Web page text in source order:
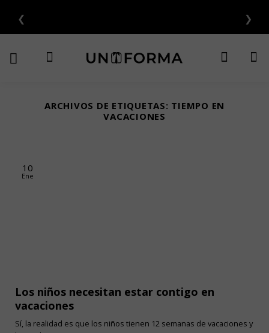
contenido
❮ ❯
ARCHIVOS DE ETIQUETAS: TIEMPO EN
VACACIONES
Los niños necesitan estar contigo en
vacaciones
Sí, la realidad es que los niños tienen 12 semanas de vacaciones y
10
Ene